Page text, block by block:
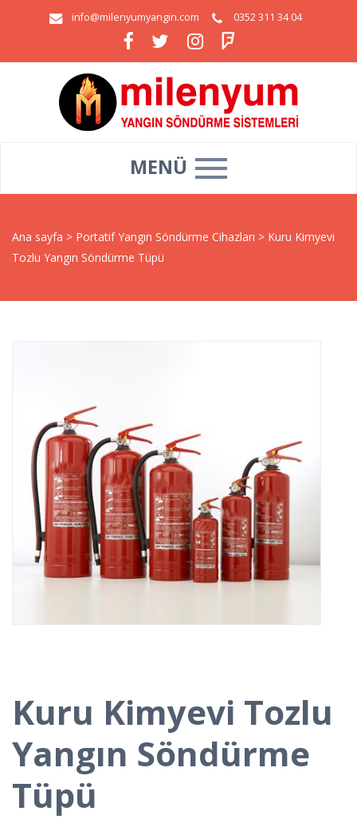
info@milenyumyangin.com 0352 311 34 04
MENÜ
Ana sayfa > Portatif Yangın Söndürme Cihazları > Kuru Kimyevi
Tozlu Yangın Söndürme Tüpü
Kuru Kimyevi Tozlu
Yangın Söndürme
Tüpü